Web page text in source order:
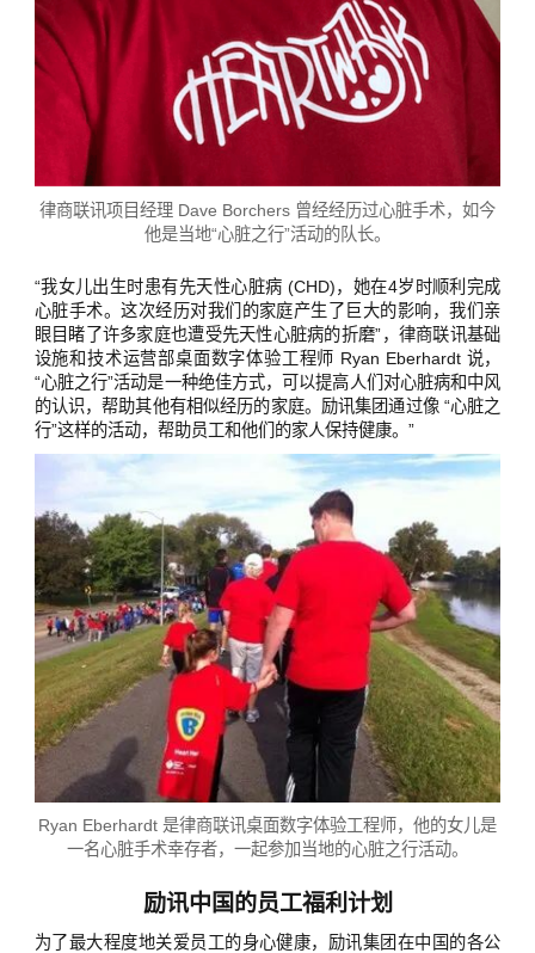
律商联讯项目经理 Dave Borchers 曾经经历过心脏手术，如今
他是当地“心脏之行”活动的队长。
“我女儿出生时患有先天性心脏病 (CHD)，她在4岁时顺利完成
心脏手术。这次经历对我们的家庭产生了巨大的影响，我们亲
眼目睹了许多家庭也遭受先天性心脏病的折磨”，律商联讯基础
设施和技术运营部桌面数字体验工程师 Ryan Eberhardt 说，
“心脏之行”活动是一种绝佳方式，可以提高人们对心脏病和中风
的认识，帮助其他有相似经历的家庭。励讯集团通过像 “心脏之
行”这样的活动，帮助员工和他们的家人保持健康。”
Ryan Eberhardt 是律商联讯桌面数字体验工程师，他的女儿是
一名心脏手术幸存者，一起参加当地的心脏之行活动。
励讯中国的员工福利计划
为了最大程度地关爱员工的身心健康，励讯集团在中国的各公